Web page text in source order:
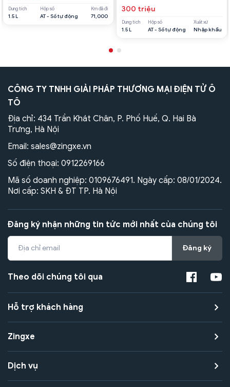
Dung tích
1.5 L
Hộp số
AT - Số tự động
Km đã đi
71,000
300 triệu
Dung tích
1.5 L
Hộp số
AT - Số tự động
Xuất xứ
Nhập khẩu
CÔNG TY TNHH GIẢI PHÁP THƯƠNG MẠI ĐIỆN TỬ Ô
TÔ
Địa chỉ: 434 Trần Khát Chân, P. Phố Huế, Q. Hai Bà
Trưng, Hà Nội
Email: sales@zingxe.vn
Số điện thoại: 0912269166
Mã số doanh nghiệp: 0109676491. Ngày cấp: 08/01/2024.
Nơi cấp: SKH & ĐT TP. Hà Nội
Đăng ký nhận những tin tức mới nhất của chúng tôi
Đăng ký
Theo dõi chúng tôi qua
Hỗ trợ khách hàng
Zingxe
Dịch vụ